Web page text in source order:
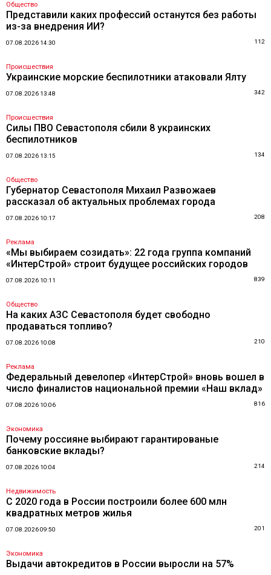
Общество
Представили каких профессий останутся без работы
из-за внедрения ИИ?
07.08.2026 14:30 112
Происшествия
Украинские морские беспилотники атаковали Ялту
07.08.2026 13:48 342
Происшествия
Силы ПВО Севастополя сбили 8 украинских
беспилотников
07.08.2026 13:15 134
Общество
Губернатор Севастополя Михаил Развожаев
рассказал об актуальных проблемах города
07.08.2026 10:17 208
Реклама
«Мы выбираем созидать»: 22 года группа компаний
«ИнтерСтрой» строит будущее российских городов
07.08.2026 10:11 839
Общество
На каких АЗС Севастополя будет свободно
продаваться топливо?
07.08.2026 10:08 210
Реклама
Федеральный девелопер «ИнтерСтрой» вновь вошел в
число финалистов национальной премии «Наш вклад»
07.08.2026 10:06 816
Экономика
Почему россияне выбирают гарантированые
банковские вклады?
07.08.2026 10:04 214
Недвижимость
С 2020 года в России построили более 600 млн
квадратных метров жилья
07.08.2026 09:50 201
Экономика
Выдачи автокредитов в России выросли на 57%